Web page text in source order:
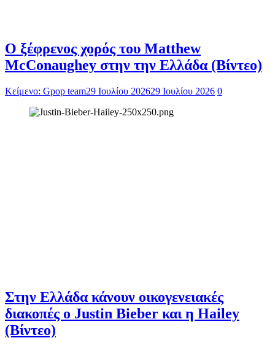
Ο ξέφρενος χορός του Matthew
McConaughey στην την Ελλάδα (Βίντεο)
Κείμενο: Gpop team29 Ιουλίου 202629 Ιουλίου 2026 0
Στην Ελλάδα κάνουν οικογενειακές
διακοπές ο Justin Bieber και η Hailey
(Βίντεο)